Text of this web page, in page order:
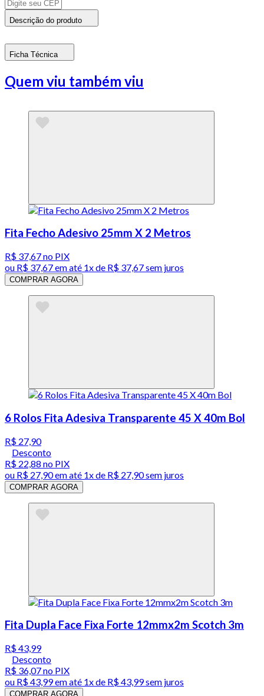
Descrição do produto
Ficha Técnica
Quem viu também viu
Fita Fecho Adesivo 25mm X 2 Metros
R$ 37,67no PIX
ou R$ 37,67em até 1x de R$ 37,67sem juros
COMPRAR AGORA
6 Rolos Fita Adesiva Transparente 45 X 40m Bol
R$ 27,90
Desconto
R$ 22,88 no PIX
ou R$ 27,90em até 1x de R$ 27,90sem juros
COMPRAR AGORA
Fita Dupla Face Fixa Forte 12mmx2m Scotch 3m
R$ 43,99
Desconto
R$ 36,07no PIX
ou R$ 43,99em até 1x de R$ 43,99sem juros
COMPRAR AGORA